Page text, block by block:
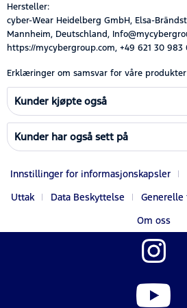
Hersteller:
cyber-Wear Heidelberg GmbH, Elsa-
Mannheim, Deutschland,
https://mycybergroup.com, +49 621 30 983
Erklæringer om samsvar for våre
Kunder kjøpte også
Kunder har også sett på
Innstillinger for informasjonskapsler
Uttak
Data Beskyttelse
Om oss